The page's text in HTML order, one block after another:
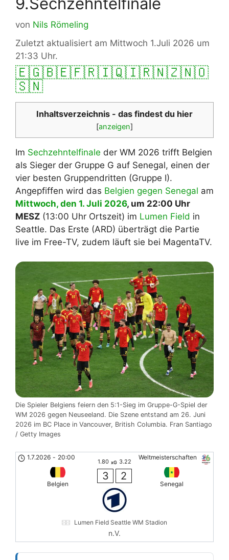
von Nils Römeling
Zuletzt aktualisiert am Mittwoch 1.Juli 2026 um
21:33 Uhr.
🇪🇬🇧🇪🇫🇷🇮🇶🇮🇷🇳🇿🇳🇴
🇸🇳
Inhaltsverzeichnis - das findest du hier
[anzeigen]
Im Sechzehntelfinale der WM 2026 trifft Belgien
als Sieger der Gruppe G auf Senegal, einen der
vier besten Gruppendritten (Gruppe I).
Angepfiffen wird das Belgien gegen Senegal am
Mittwoch, den 1. Juli 2026, um 22:00 Uhr
MESZ (13:00 Uhr Ortszeit) im Lumen Field in
Seattle. Das Erste (ARD) überträgt die Partie
live im Free-TV, zudem läuft sie bei MagentaTV.
Die Spieler Belgiens feiern den 5:1-Sieg im Gruppe-G-Spiel der
WM 2026 gegen Neuseeland. Die Szene entstand am 26. Juni
2026 im BC Place in Vancouver, British Columbia. Fran Santiago
/ Getty Images
Weltmeisterschaften
1.7.2026 - 20:00
Belgien
1.80 xG 3.22
3 2
Senegal
Lumen Field Seattle WM Stadion
n.V.